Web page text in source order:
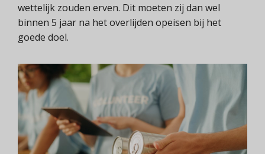
wettelijk zouden erven. Dit moeten zij dan wel
binnen 5 jaar na het overlijden opeisen bij het
goede doel.